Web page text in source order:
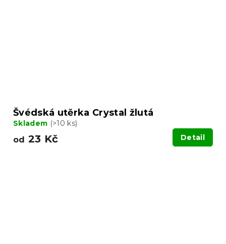
Švédská utěrka Crystal žlutá
Skladem (>10 ks)
od 23 Kč Detail